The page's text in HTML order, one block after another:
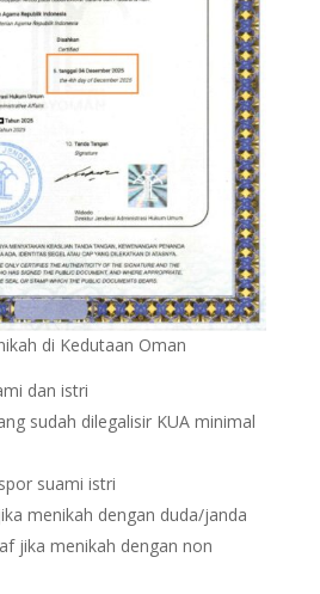
di Kedutaan Oman
dan istri
sudah dilegalisir KUA minimal
suami istri
menikah dengan duda/janda
jika menikah dengan non